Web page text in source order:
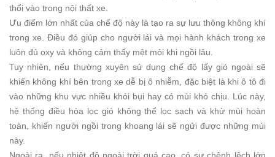
thổi vào trong nội thất xe.
Ưu điểm lớn nhất của chế độ này là tạo ra sự lưu thông không khí
trong xe. Điều đó giúp cho người lái và mọi hành khách trong xe
luôn đủ oxy và không cảm thấy mệt mỏi khi ngồi lâu.
Tuy nhiên, nếu thường xuyên sử dụng chế độ lấy gió ngoài sẽ
khiến không khí bên trong xe dễ bị ô nhiễm, đặc biệt là khi ô tô đi
vào những khu vực nhiều khói bụi hay có mùi khó chịu. Lúc này,
hệ thống điều hòa lọc gió không thể lọc sạch và khử mùi hoàn
toàn, khiến người ngồi trong khoang lái sẽ ngửi được những mùi
này.